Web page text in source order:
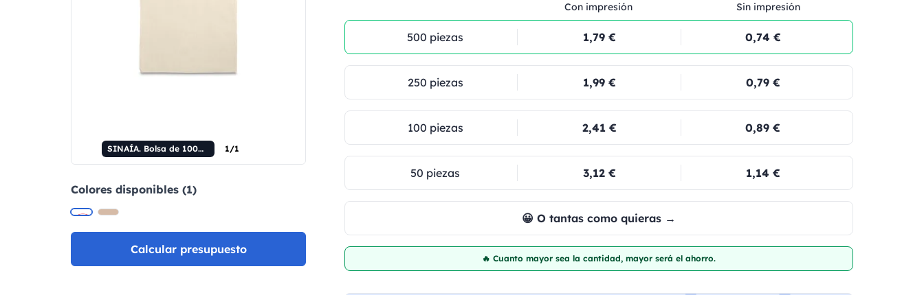
SINAÍA. Bolsa de 100% algodón (140 g/m²) 1/1
Colores disponibles (1)
Calcular presupuesto
Con impresión Sin impresión
500 piezas 1,79 € 0,74 €
250 piezas 1,99 € 0,79 €
100 piezas 2,41 € 0,89 €
50 piezas 3,12 € 1,14 €
😀 O tantas como quieras →
🔥 Cuanto mayor sea la cantidad, mayor será el ahorro.